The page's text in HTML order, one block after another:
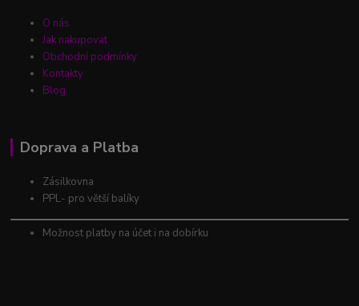
O nás
Jak nakupovat
Obchodní podmínky
Kontakty
Blog
Doprava a Platba
Zásilkovna
PPL- pro větší balíky
Možnost platby na účet i na dobírku